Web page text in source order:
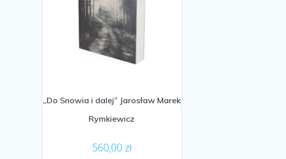
„Do Snowia i dalej” Jarosław Marek
Rymkiewicz
560,00 zł